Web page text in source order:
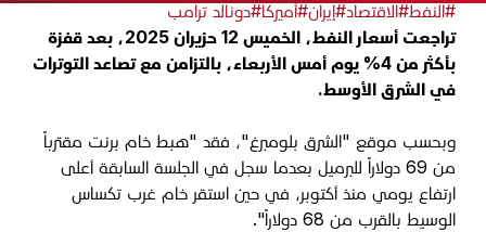
#النفط#الاقتصاد#إيران#أميركا#دونالد ترامب
تراجعت أسعار النفط، الخميس 12 حزيران 2025، بعد قفزة
بأكثر من 4% يوم أمس الأربعاء، بالتزامن مع تصاعد التوترات
في الشرق الأوسط.
وبحسب موقع "الشرق بلومبرغ"، فقد "هبط خام برنت مقترباً
من 69 دولاراً للبرميل بعدما سجل في الجلسة السابقة أعلى
ارتفاع يومي منذ أكتوبر، في حين استقر خام غرب تكساس
الوسيط بالقرب من 68 دولاراً".